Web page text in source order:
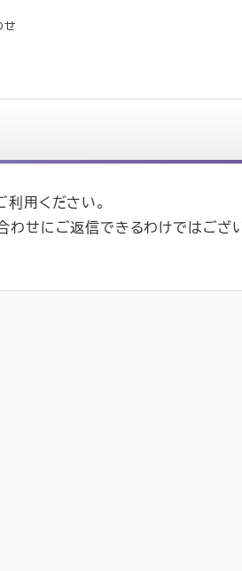
せ
用ください。
わせにご返信できるわけではござ